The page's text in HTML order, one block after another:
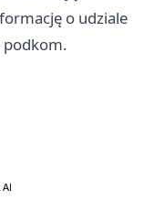
o udziale
podkom.